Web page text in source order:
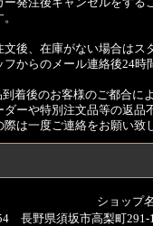
ー発注後キャンセルをす
後、在庫がない場合はス
フからのメール連絡後24時
着後のお客様のご都合に
ダーや特別注文品等の返品
際は一度ご連絡をお願い致
ショップ
長野県須坂市高梨町